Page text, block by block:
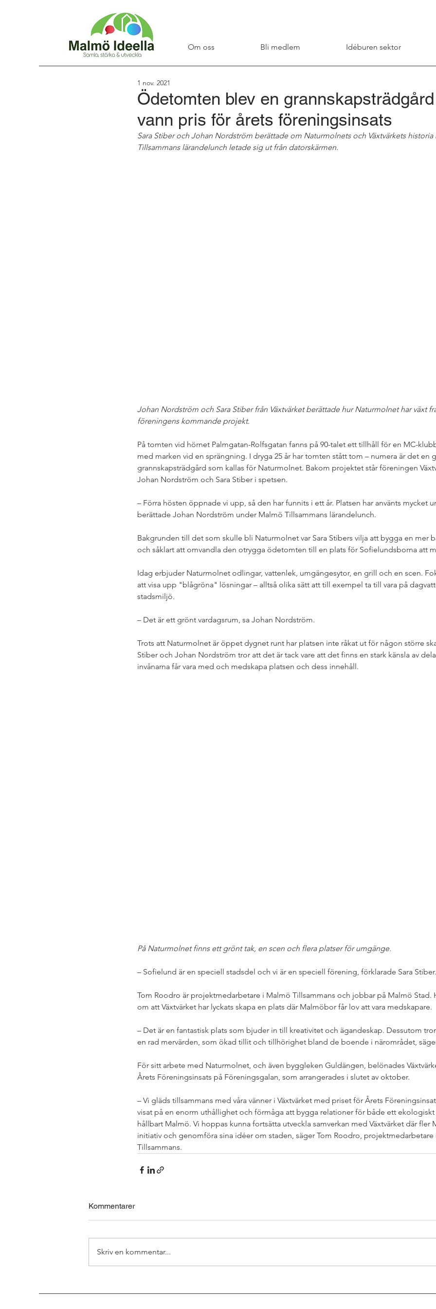
Om oss Bli medlem Idéburen sektor
Ödetomten blev en
vann pris för årets föreningsinsats
1 nov. 2021
Sara Stiber och Johan Nordström berättade om Naturmolnets och Växtvärkets historia
Tillsammans lärandelunch letade sig ut från datorskärmen.
Johan Nordström och Sara Stiber från Växtvärket berättade hur Naturmolnet har växt
föreningens kommande projekt.
På tomten vid hörnet Palmgatan-Rolfsgatan fanns på 90-talet ett tillhåll för en MC-
med marken vid en sprängning. I dryga 25 år har tomten stått tom – numera är det en
grannskapsträdgård som kallas för Naturmolnet. Bakom projektet står föreningen
Johan Nordström och Sara Stiber i spetsen.
– Förra hösten öppnade vi upp, så den har funnits i ett år. Platsen har använts mycket
berättade Johan Nordström under Malmö Tillsammans lärandelunch.
Bakgrunden till det som skulle bli Naturmolnet var Sara Stibers vilja att bygga en mer
och såklart att omvandla den otrygga ödetomten till en plats för Sofielundsborna att
Idag erbjuder Naturmolnet odlingar, vattenlek, umgängesytor, en grill och en scen.
att visa upp "blågröna" lösningar – alltså olika sätt att till exempel ta till vara på
stadsmiljö.
– Det är ett grönt vardagsrum, sa Johan Nordström.
Trots att Naturmolnet är öppet dygnet runt har platsen inte råkat ut för någon större
Stiber och Johan Nordström tror att det är tack vare att det finns en stark känsla av
invånarna får vara med och medskapa platsen och dess innehåll.
På Naturmolnet finns ett grönt tak, en scen och flera platser för umgänge.
– Sofielund är en speciell stadsdel och vi är en speciell förening, förklarade Sara Stiber.
Tom Roodro är projektmedarbetare i Malmö Tillsammans och jobbar på Malmö Stad.
om att Växtvärket har lyckats skapa en plats där Malmöbor får lov att vara medskapare.
– Det är en fantastisk plats som bjuder in till kreativitet och ägandeskap. Dessutom
en rad mervärden, som ökad tillit och tillhörighet bland de boende i närområdet,
För sitt arbete med Naturmolnet, och även byggleken Guldängen, belönades
Årets Föreningsinsats på Föreningsgalan, som arrangerades i slutet av oktober.
– Vi gläds tillsammans med våra vänner i Växtvärket med priset för Årets
visat på en enorm uthållighet och förmåga att bygga relationer för både ett
hållbart Malmö. Vi hoppas kunna fortsätta utveckla samverkan med Växtvärket där fler
initiativ och genomföra sina idéer om staden, säger Tom Roodro, projektmedarbetare
Tillsammans.
Kommentarer
Skriv en kommentar...